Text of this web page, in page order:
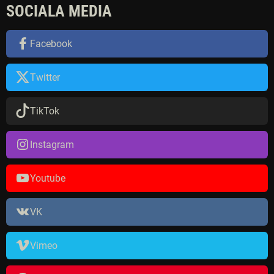
f
t
r
SOCIALA MEDIA
Facebook
Twitter
TikTok
Instagram
Youtube
VK
Vimeo